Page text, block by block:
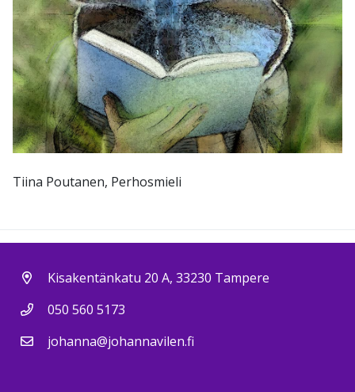
Tiina Poutanen, Perhosmieli
Kisakentänkatu 20 A, 33230 Tampere
050 560 5173
johanna@johannavilen.fi